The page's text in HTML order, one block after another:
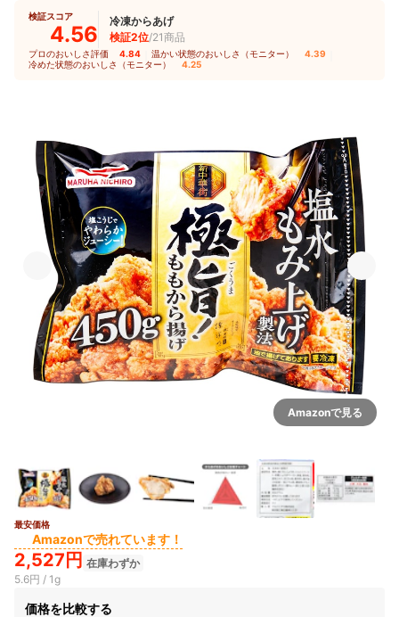
検証スコア
4.56
冷凍からあげ
検証2位/21商品
プロのおいしさ評価 4.84 温かい状態のおいしさ（モニター） 4.39
冷めた状態のおいしさ（モニター） 4.25
Amazonで見る
最安価格
Amazonで売れています！
2,527円 在庫わずか
5.6円 / 1g
価格を比較する